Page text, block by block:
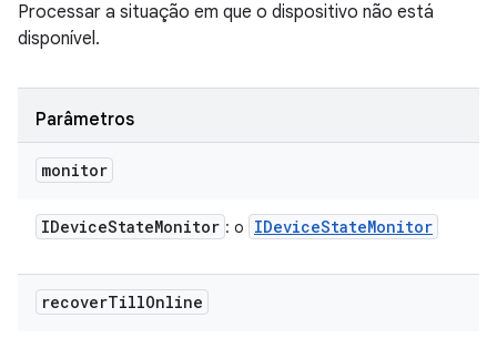
Processar a situação em que o dispositivo não está
disponível.
Parâmetros
monitor
IDeviceStateMonitor : o IDeviceStateMonitor
recoverTillOnline